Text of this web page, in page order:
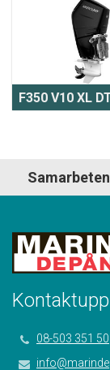
F350 V10 XL
Samarbeten
08-503 351 50